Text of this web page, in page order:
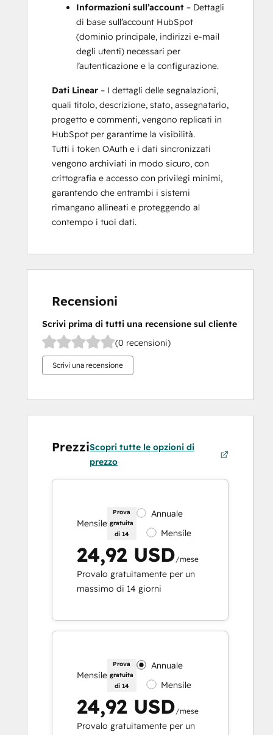
Informazioni sull’account – Dettagli
di base sull’account HubSpot
(dominio principale, indirizzi e-mail
degli utenti) necessari per
l’autenticazione e la configurazione.
Dati Linear – I dettagli delle segnalazioni,
quali titolo, descrizione, stato, assegnatario,
progetto e commenti, vengono replicati in
HubSpot per garantirne la visibilità.
Tutti i token OAuth e i dati sincronizzati
vengono archiviati in modo sicuro, con
crittografia e accesso con privilegi minimi,
garantendo che entrambi i sistemi
rimangano allineati e proteggendo al
contempo i tuoi dati.
Recensioni
Scrivi prima di tutti una recensione sul cliente
(0 recensioni)
Scrivi una recensione
PrezziScopri tutte le opzioni di
prezzo
Mensile
Prova
gratuita
di 14
Annuale
Mensile
24,92 USD/mese
Provalo gratuitamente per un
massimo di 14 giorni
Mensile
Prova
gratuita
di 14
Annuale
Mensile
24,92 USD/mese
Provalo gratuitamente per un